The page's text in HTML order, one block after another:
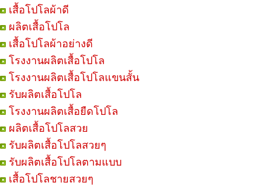
เสื้อโปโลผ้าดี
ผลิตเสื้อโปโล
เสื้อโปโลผ้าอย่างดี
โรงงานผลิตเสื้อโปโล
โรงงานผลิตเสื้อโปโลแขนสั้น
รับผลิตเสื้อโปโล
โรงงานผลิตเสื้อยืดโปโล
ผลิตเสื้อโปโลสวย
รับผลิตเสื้อโปโลสวยๆ
รับผลิตเสื้อโปโลตามแบบ
เสื้อโปโลชายสวยๆ